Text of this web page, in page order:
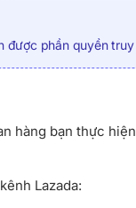
được phần quyền
hàng bạn thực
Lazada: